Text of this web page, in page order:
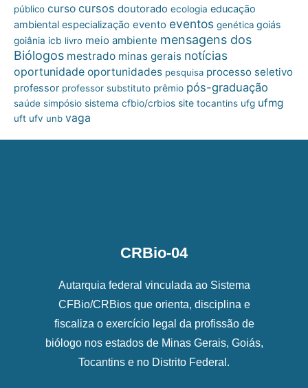
público curso cursos doutorado ecologia educação
ambiental especialização evento eventos genética goiás
goiânia icb livro meio ambiente mensagens dos
Biólogos mestrado minas gerais notícias
oportunidade oportunidades pesquisa processo seletivo
professor professor substituto prêmio pós-graduação
saúde simpósio sistema cfbio/crbios site tocantins ufg ufmg
uft ufv unb vaga
CRBio-04
Autarquia federal vinculada ao Sistema
CFBio/CRBios que orienta, disciplina e
fiscaliza o exercício legal da profissão de
biólogo nos estados de Minas Gerais, Goiás,
Tocantins e no Distrito Federal.